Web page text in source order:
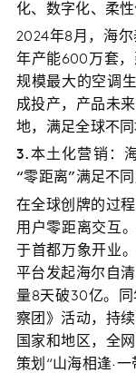
化、数字化、柔
2024年8月，海
年产能600万套
规模最大的空调
成投产，产品未
地，满足全球不同
3.本土化营销：
“零距离”满足不
在全球创牌的过
用户零距离交互
于首都万象开业
平台发起海尔自
量8天破30亿。
察团》活动，持
国家和地区，全
策划“山海相逢·